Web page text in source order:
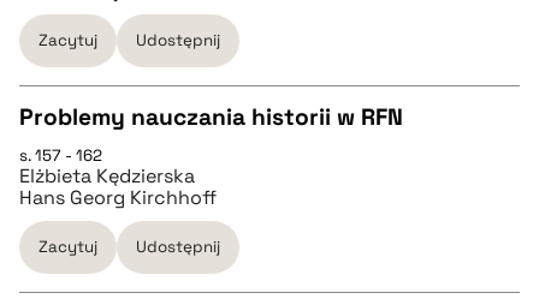
pobierz cytat
BIBTEX
pobierz cytat
Zacytuj Udostępnij
CZYSTY TEKST
pobierz cytat
Problemy nauczania historii w RFN
s. 157 - 162
Elżbieta Kędzierska
Hans Georg Kirchhoff
Zacytuj Udostępnij